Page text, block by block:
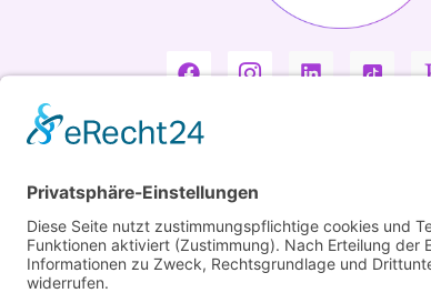
Copyright ©2026 Kotarek. All rights reserved.